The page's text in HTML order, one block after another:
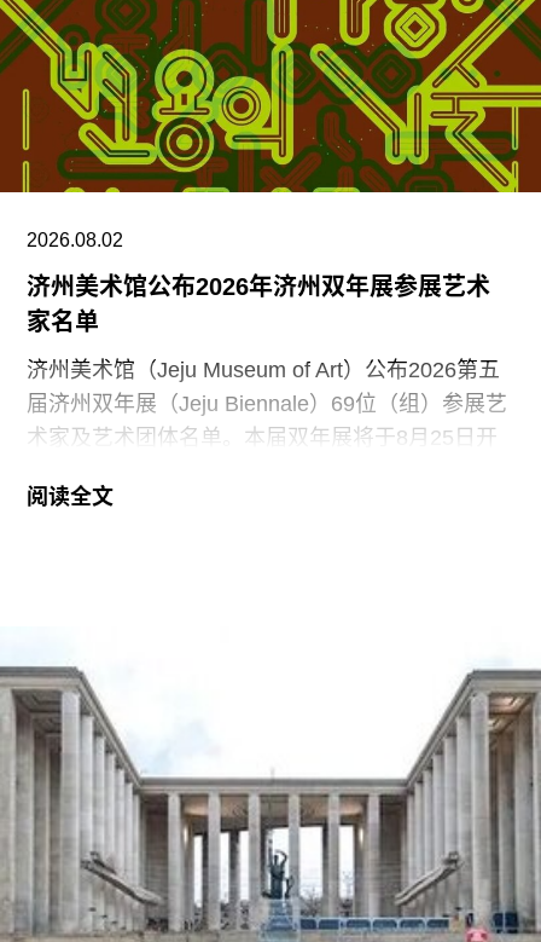
在进行一系列评估，以全面了解该开发计划的影响
范围及其长期后果。”
若艺术家故居最终售出，这将成为劳森伯格基金会
今年内出售的第二处房产。几个月前，基金会已将
劳森伯格位于佛罗里达州卡普蒂瓦岛的22英亩滨海
表示，出售该物业是由于“日益严峻的环境条件”以
及“不断上涨的维护成本”。然而，卡普蒂瓦市民协
会则将此举描述为“劳森伯格基金会令人痛心的背
叛”。
2026.08.02
济州美术馆公布2026年济州双年展参展艺术
家名单
济州美术馆（Jeju Museum of Art）公布2026第五
届济州双年展（Jeju Biennale）69位（组）参展艺
术家及艺术团体名单。本届双年展将于8月25日开
术”（Iyahong: The Art of Metamorphosis）。
当代艺术讨论的策展方向。
本届双年展将呈现多位济州重要艺术家的作品，包
括画家边时志（Byun Si-ji，1926-2013）与姜耀培
（Kang Yo-bae）。名单中还涵盖了跨越数代的韩
国当代艺术代表人物，如李禹焕（Lee Ufan）、尹
亨根（Yun Hyong-keun）、白南准（Nam June
Paik）以及车学庆（Theresa Hak Kyung Cha）；
国际艺术家包括瓦尔·肖基（Wael Shawky）、加拉
阅读全文